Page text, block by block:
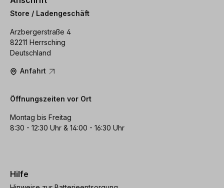
Store / Ladengeschäft
Arzbergerstraße 4
82211 Herrsching
Deutschland
Anfahrt
Öffnungszeiten vor Ort
Montag bis Freitag
8:30 - 12:30 Uhr & 14:00 - 16:30 Uhr
Hilfe